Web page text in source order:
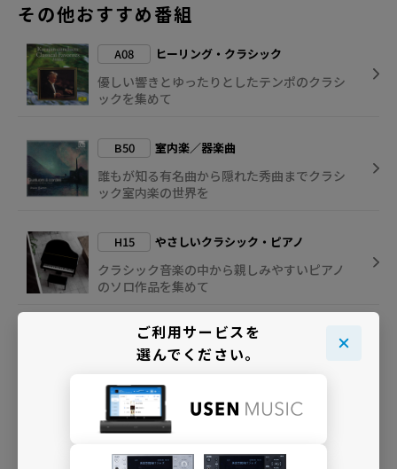
その他おすすめ番組
A08 ヒーリング・クラシック
優しい響きとゆったりとしたテンポのクラシ
ックを集めて
B50 室内楽／器楽曲
誰もが知る有名曲から隠れた秀曲までクラシ
ック室内楽の世界を
H15 やさしいクラシック・ピアノ
クラシック音楽の中から親しみやすいピアノ
のソロ作品を集めて
クリニック向けClassic Compilation
受付や待合スペースのための心地よいクラシ
ックを集めて
D64 クラシック・ステーション
T.P.O.に合わせたクラシック選曲で1日の流れ
ご利用サービスを
選んでください。